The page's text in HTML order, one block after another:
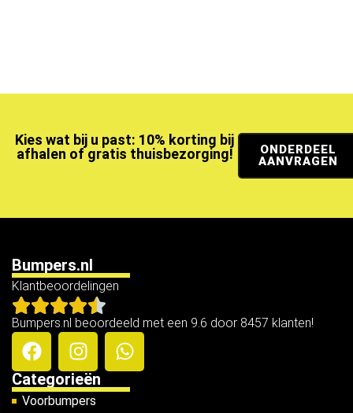
Kies wat bij u past: 10% korting bij
afhalen of gratis thuisbezorging!
ONDERDEEL
AANVRAGEN
Bumpers.nl
Klantbeoordelingen
Bumpers.nl beoordeeld met een 9.6 door 8457 klanten!
Categorieën
Voorbumpers